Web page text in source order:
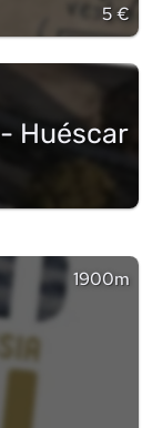
5 €
Huéscar
1900m